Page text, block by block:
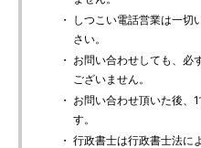
・ しつこい電話営業は一
さい。
・ お問い合わせしても、必
ございません。
・ お問い合わせ頂いた後、
す。
・ 行政書士は行政書士法